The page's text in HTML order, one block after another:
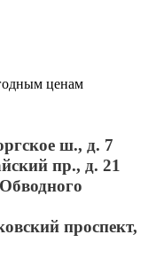
ценам
ш., д. 7
пр., д. 21
проспект,